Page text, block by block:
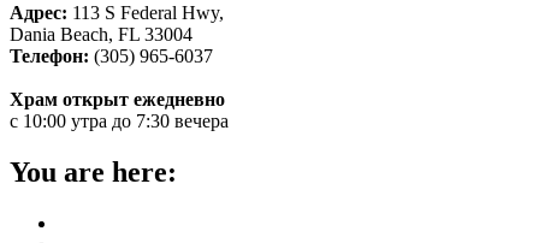
Адрес: 113 S Federal Hwy,
Dania Beach, FL 33004
Телефон: (305) 965-6037
Храм открыт ежедневно
с 10:00 утра до 7:30 вечера
You are here: